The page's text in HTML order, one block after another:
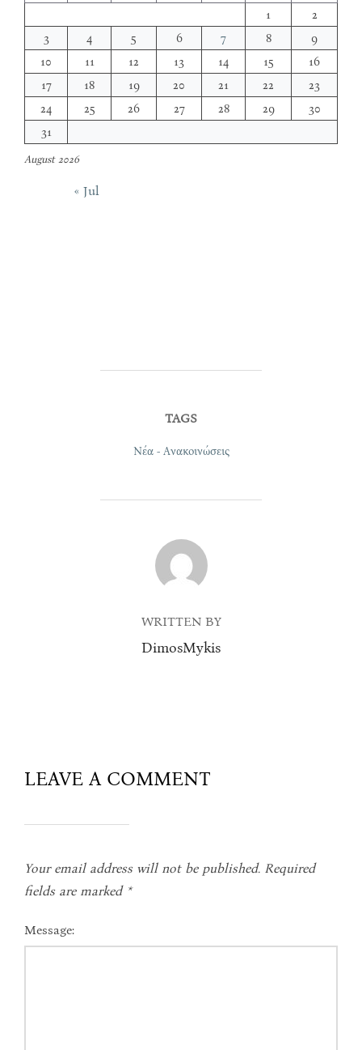
August 2026
1
2
3
4 5 6 7 8
9
10
11 12 13 14 15
16
17
18 19 20 21 22
23
24
25 26 27 28 29
30
31
« Jul
TAGS
Νέα - Ανακοινώσεις
POST AUTHOR
WRITTEN BY
DimosMykis
LEAVE A COMMENT
Your email address will not be published. Required
fields are marked *
Message: